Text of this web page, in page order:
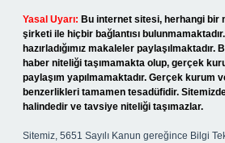
Yasal Uyarı: Bu internet sitesi, herhangi bir
şirketi ile hiçbir bağlantısı
hazırladığımız makaleler
haber niteliği taşımamakta olup, gerçek
paylaşım yapılmamaktadır. Gerçek kurum
benzerlikleri tamamen tesadüfidir.
halindedir ve tavsiye niteliği taşımazlar.
Sitemiz, 5651 Sayılı Kanun gereğince Bilgi